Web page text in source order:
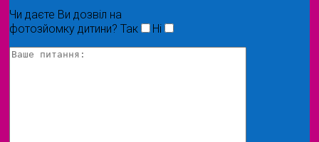
Чи даєте Ви дозвіл на
фотозйомку дитини? Так Ні